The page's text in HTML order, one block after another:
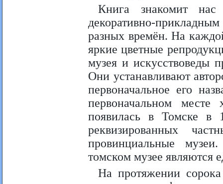
Книга знакомит
декоративно-
разных времён. На
яркие цветные
музея и искусствоведы
Они устанавливают
первоначальное его
первоначальном месте
появилась в Томске в
реквизированных
провинциальные
томском музее являются
На протяжении